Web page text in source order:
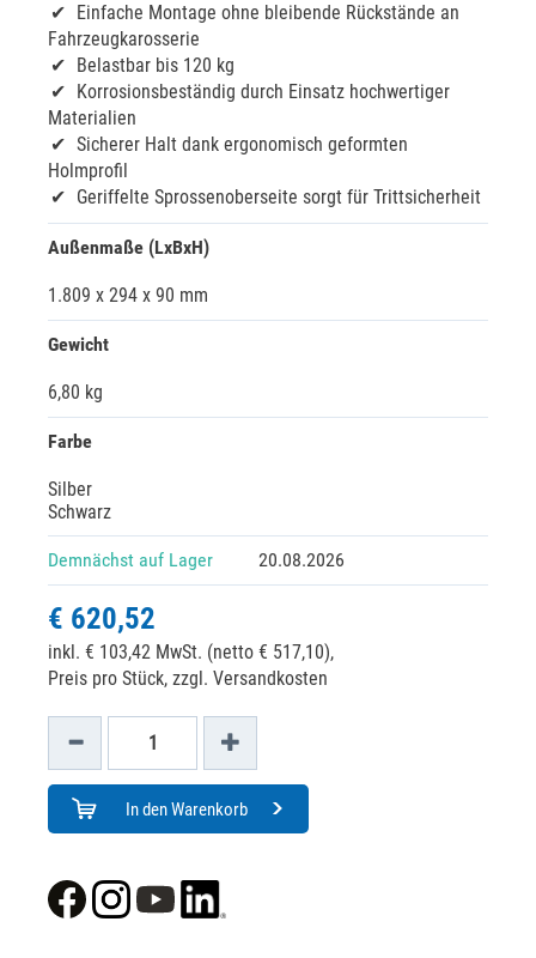
Einfache Montage ohne bleibende Rückstände an
Fahrzeugkarosserie
Belastbar bis 120 kg
Korrosionsbeständig durch Einsatz hochwertiger
Materialien
Sicherer Halt dank ergonomisch geformten
Holmprofil
Geriffelte Sprossenoberseite sorgt für Trittsicherheit
Außenmaße (LxBxH)
1.809 x 294 x 90 mm
Gewicht
6,80 kg
Farbe
Silber
Schwarz
Demnächst auf Lager 20.08.2026
€ 620,52
inkl. € 103,42 MwSt. (netto € 517,10),
Preis pro Stück, zzgl. Versandkosten
In den Warenkorb